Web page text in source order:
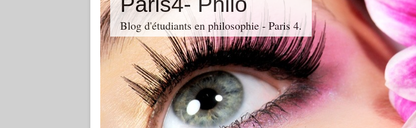
Blog d'étudiants en philosophie - Paris 4.